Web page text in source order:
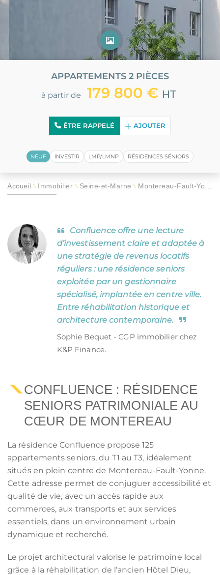
APPARTEMENTS 2 PIÈCES
à partir de 179 800 € HT
ÊTRE RAPPELÉ AJOUTER
NEUF INVESTIR LMP/LMNP RÉSIDENCES SÉNIORS
Accueil \ Immobilier \ Seine-et-Marne \ Montereau-Fault-Yonne
Confluence offre une lecture
d’investissement claire et adaptée à
une stratégie de revenus locatifs
réguliers : une résidence seniors
exploitée par un gestionnaire
spécialisé, implantée en centre ville.
Entre réhabilitation historique et
architecture contemporaine.
Sophie Bequet - CGP immobilier chez
K&P Finance.
CONFLUENCE : RÉSIDENCE
SENIORS PATRIMONIALE AU
CŒUR DE MONTEREAU
La résidence Confluence propose 125
appartements seniors, du T1 au T3, idéalement
situés en plein centre de Montereau-Fault-Yonne.
Cette adresse permet de conjuguer accessibilité et
qualité de vie, avec un accès rapide aux
commerces, aux transports et aux services
essentiels, dans un environnement urbain
dynamique et recherché.
Le projet architectural valorise le patrimoine local
grâce à la réhabilitation de l’ancien Hôtel Dieu,